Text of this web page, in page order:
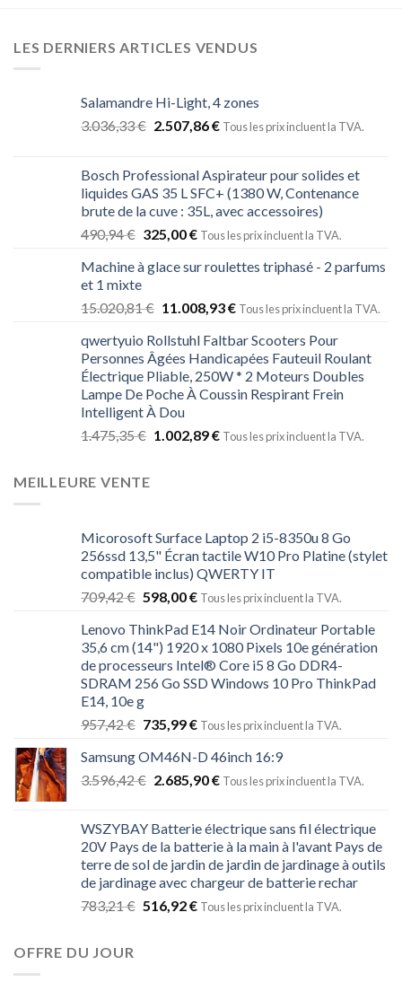
LES DERNIERS ARTICLES VENDUS
Salamandre Hi-Light, 4 zones
3.036,33€ 2.507,86€ Tous les prix incluent la TVA.
Bosch Professional Aspirateur pour solides et
liquides GAS 35 L SFC+ (1380 W, Contenance
brute de la cuve : 35L, avec accessoires)
490,94€ 325,00€ Tous les prix incluent la TVA.
Machine à glace sur roulettes triphasé - 2 parfums
et 1 mixte
15.020,81€ 11.008,93€ Tous les prix incluent la TVA.
qwertyuio Rollstuhl Faltbar Scooters Pour
Personnes Âgées Handicapées Fauteuil Roulant
Électrique Pliable, 250W * 2 Moteurs Doubles
Lampe De Poche À Coussin Respirant Frein
Intelligent À Dou
1.475,35€ 1.002,89€ Tous les prix incluent la TVA.
MEILLEURE VENTE
Micorosoft Surface Laptop 2 i5-8350u 8 Go
256ssd 13,5" Écran tactile W10 Pro Platine (stylet
compatible inclus) QWERTY IT
709,42€ 598,00€ Tous les prix incluent la TVA.
Lenovo ThinkPad E14 Noir Ordinateur Portable
35,6 cm (14") 1920 x 1080 Pixels 10e génération
de processeurs Intel® Core i5 8 Go DDR4-
SDRAM 256 Go SSD Windows 10 Pro ThinkPad
E14, 10e g
957,42€ 735,99€ Tous les prix incluent la TVA.
Samsung OM46N-D 46inch 16:9
3.596,42€ 2.685,90€ Tous les prix incluent la TVA.
WSZYBAY Batterie électrique sans fil électrique
20V Pays de la batterie à la main à l'avant Pays de
terre de sol de jardin de jardin de jardinage à outils
de jardinage avec chargeur de batterie rechar
783,21€ 516,92€ Tous les prix incluent la TVA.
OFFRE DU JOUR